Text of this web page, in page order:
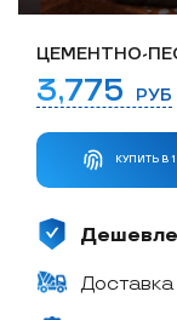
ЦЕМЕНТНО-
3,775 РУБ
КУПИТЬ В
Дешевле
Доставка